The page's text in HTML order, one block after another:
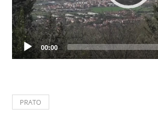
00:00
PRATO